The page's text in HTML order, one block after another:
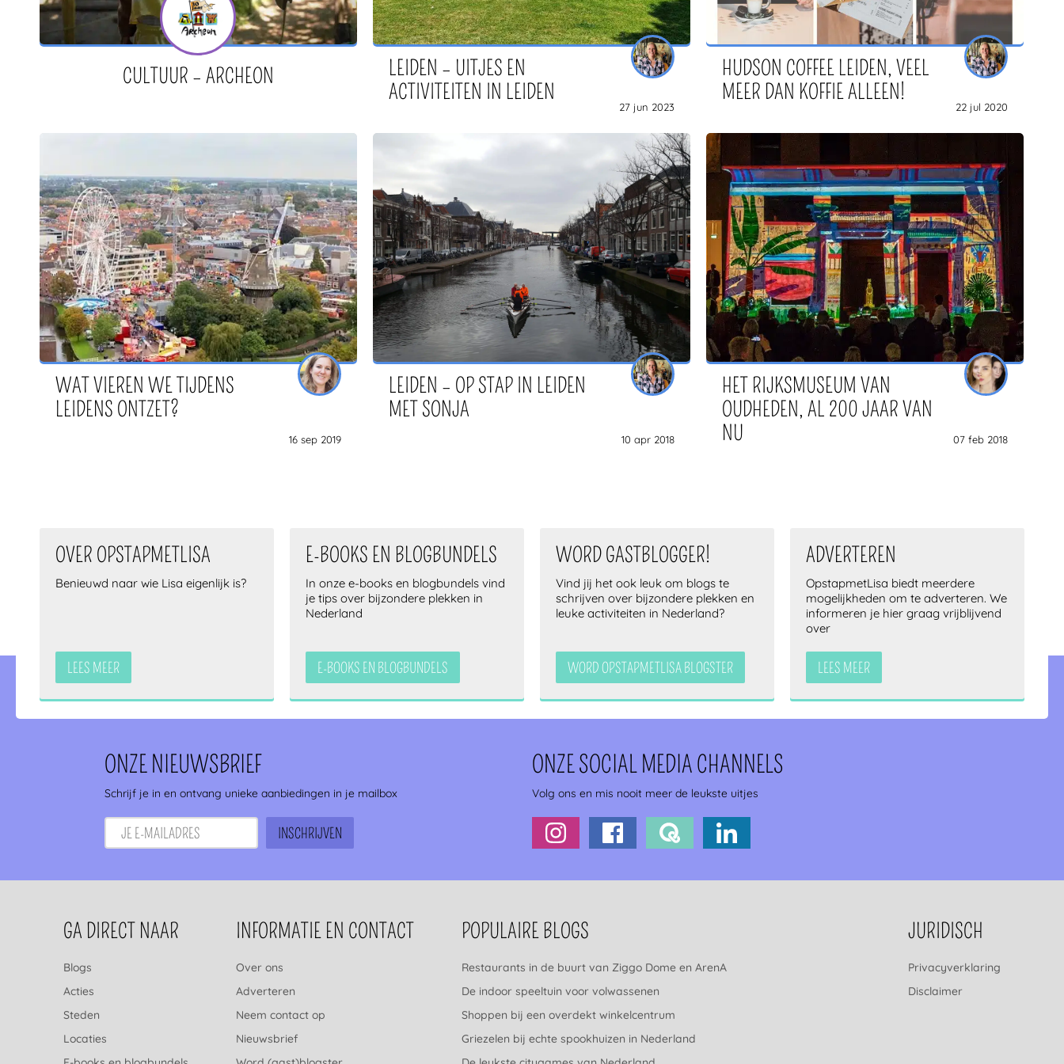
CULTUUR – ARCHEON
LEIDEN – UITJES EN
ACTIVITEITEN IN LEIDEN
27 jun 2023
HUDSON COFFEE LEIDEN, VEEL
MEER DAN KOFFIE ALLEEN!
22 jul 2020
WAT VIEREN WE TIJDENS
LEIDENS ONTZET?
16 sep 2019
LEIDEN – OP STAP IN LEIDEN
MET SONJA
10 apr 2018
HET RIJKSMUSEUM VAN
OUDHEDEN, AL 200 JAAR VAN
NU
07 feb 2018
OVER OPSTAPMETLISA
Benieuwd naar wie Lisa eigenlijk is?
LEES MEER
E-BOOKS EN BLOGBUNDELS
In onze e-books en blogbundels vind
je tips over bijzondere plekken in
Nederland
E-BOOKS EN BLOGBUNDELS
WORD GASTBLOGGER!
Vind jij het ook leuk om blogs te
schrijven over bijzondere plekken en
leuke activiteiten in Nederland?
WORD OPSTAPMETLISA BLOGSTER
ADVERTEREN
OpstapmetLisa biedt meerdere
mogelijkheden om te adverteren. We
informeren je hier graag vrijblijvend
over
LEES MEER
ONZE NIEUWSBRIEF
Schrijf je in en ontvang unieke aanbiedingen in je mailbox
ONZE SOCIAL MEDIA CHANNELS
Volg ons en mis nooit meer de leukste uitjes
FOOTERNAVIGATIE
GA DIRECT NAAR
Blogs
Acties
Steden
Locaties
INFORMATIE EN CONTACT
Over ons
Adverteren
Neem contact op
Nieuwsbrief
POPULAIRE BLOGS
Restaurants in de buurt van Ziggo Dome en ArenA
De indoor speeltuin voor volwassenen
Shoppen bij een overdekt winkelcentrum
Griezelen bij echte spookhuizen in Nederland
JURIDISCH
Privacyverklaring
Disclaimer